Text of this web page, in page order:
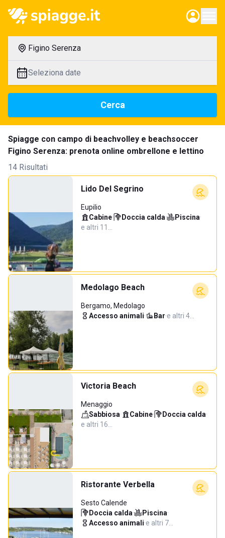
Figino Serenza
Seleziona date
Cerca
Spiagge con campo di beachvolley e beachsoccer
Figino Serenza: prenota online ombrellone e lettino
14 Risultati
Lido Del Segrino
Eupilio
Cabine· Doccia calda· Piscina·
e altri 11…
Medolago Beach
Bergamo, Medolago
Accesso animali· Bar·e altri 4…
Victoria Beach
Menaggio
Sabbiosa· Cabine· Doccia calda·
e altri 16…
Ristorante Verbella
Sesto Calende
Doccia calda· Piscina·
Accesso animali·e altri 7…